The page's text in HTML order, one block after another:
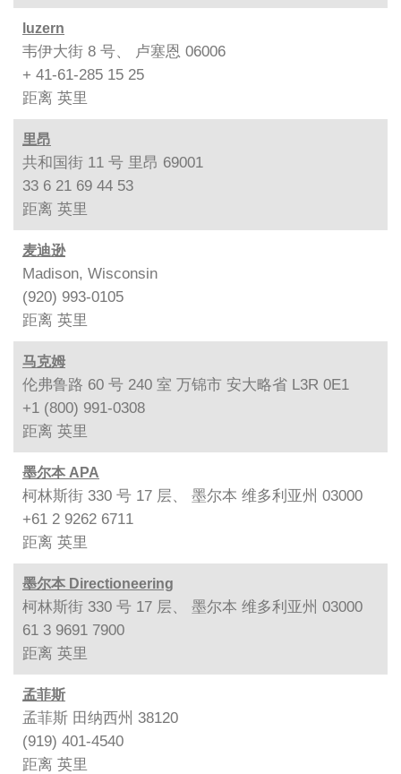
luzern
韦伊大街 8 号、 卢塞恩 06006
+ 41-61-285 15 25
距离 英里
里昂
共和国街 11 号 里昂 69001
33 6 21 69 44 53
距离 英里
麦迪逊
Madison, Wisconsin
(920) 993-0105
距离 英里
马克姆
伦弗鲁路 60 号 240 室 万锦市 安大略省 L3R 0E1
+1 (800) 991-0308
距离 英里
墨尔本 APA
柯林斯街 330 号 17 层、 墨尔本 维多利亚州 03000
+61 2 9262 6711
距离 英里
墨尔本 Directioneering
柯林斯街 330 号 17 层、 墨尔本 维多利亚州 03000
61 3 9691 7900
距离 英里
孟菲斯
孟菲斯 田纳西州 38120
(919) 401-4540
距离 英里